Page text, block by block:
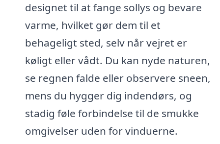
designet til at fange sollys og bevare
varme, hvilket gør dem til et
behageligt sted, selv når vejret er
køligt eller vådt. Du kan nyde naturen,
se regnen falde eller observere sneen,
mens du hygger dig indendørs, og
stadig føle forbindelse til de smukke
omgivelser uden for vinduerne.